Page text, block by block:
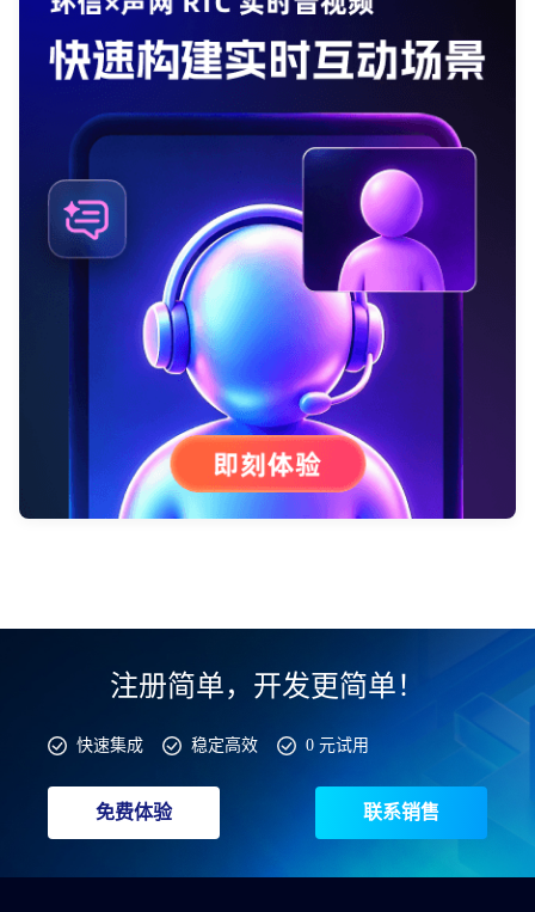
注册简单，开发更简单！
快速集成 稳定高效 0 元试用
免费体验 联系销售